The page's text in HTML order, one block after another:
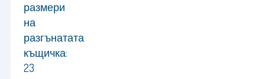
размери
на
разгънатата
къщичка:
23